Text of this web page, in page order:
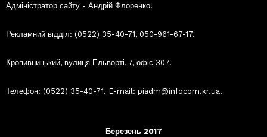
Адміністратор сайту - Андрій Флоренко.
Рекламний відділ: (0522) 35-40-71, 050-961-67-17.
Кропивницький, вулиця Ельворті, 7, офіс 307.
Телефон: (0522) 35-40-71. E-mail: piadm@infocom.kr.ua.
Березень 2017